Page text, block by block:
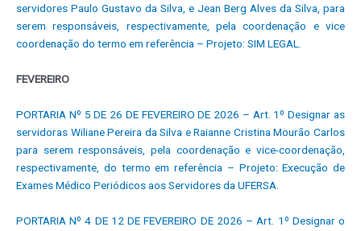
servidores Paulo Gustavo da Silva, e Jean Berg Alves da Silva, para
serem responsáveis, respectivamente, pela coordenação e vice
coordenação do termo em referência – Projeto: SIM LEGAL.
FEVEREIRO
PORTARIA Nº 5 DE 26 DE FEVEREIRO DE 2026 – Art. 1º Designar as
servidoras Wiliane Pereira da Silva e Raianne Cristina Mourão Carlos
para serem responsáveis, pela coordenação e vice-coordenação,
respectivamente, do termo em referência – Projeto: Execução de
Exames Médico Periódicos aos Servidores da UFERSA.
PORTARIA Nº 4 DE 12 DE FEVEREIRO DE 2026 – Art. 1º Designar o